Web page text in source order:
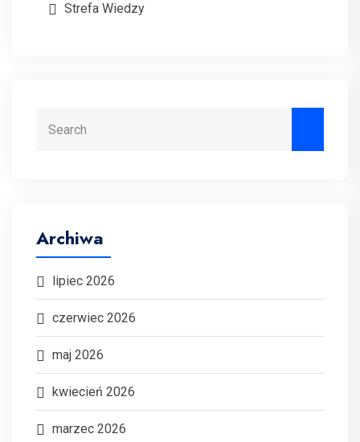
Strefa Wiedzy
Archiwa
lipiec 2026
czerwiec 2026
maj 2026
kwiecień 2026
marzec 2026